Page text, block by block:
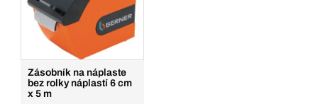
Zásobník na náplaste
bez rolky náplastí 6 cm
x 5 m